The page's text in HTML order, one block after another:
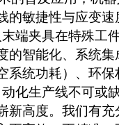
的敏捷性与应变速
端夹具在特殊工
的智能化、系统
系统功耗）、环
化生产线不可或
新高度。我们有